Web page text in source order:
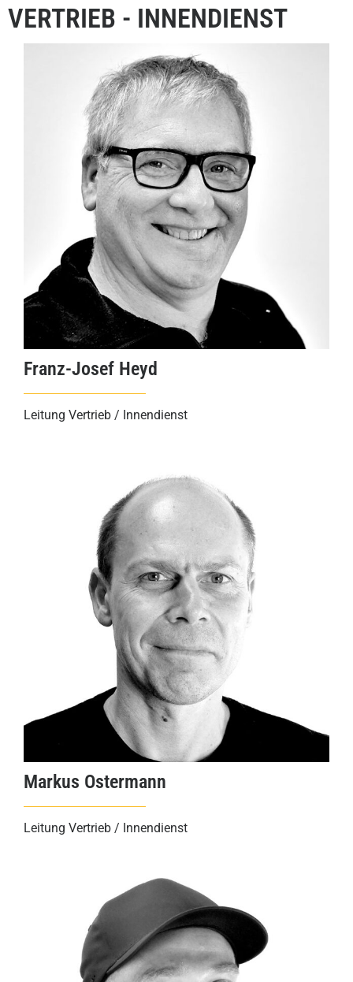
VERTRIEB - INNENDIENST
Franz-Josef Heyd
Leitung Vertrieb / Innendienst
Markus Ostermann
Leitung Vertrieb / Innendienst